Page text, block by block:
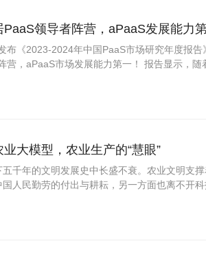
领导者阵营，aPaaS发展能力
布《2023-2024年中国PaaS市场研究年度报
营，aPaaS市场发展能力第一！ 报告显示，
大模型，农业生产的“慧眼”
千年的文明发展史中长盛不衰。农业文明支
国人民勤劳的付出与耕耘，另一方面也离不开